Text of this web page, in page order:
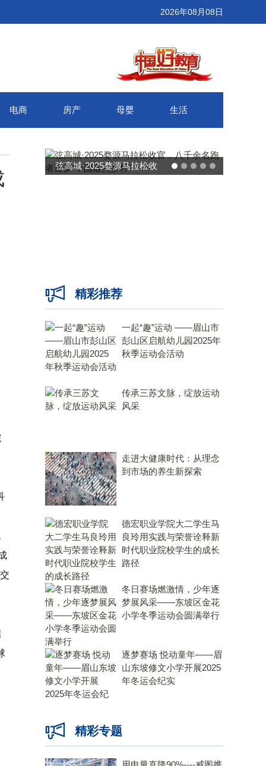
2026年08月08日
电商 房产 母婴 生活
武汉百联奥莱年度感恩季 承
精彩推荐
一起“趣”运动 ——眉山市
彭山区启航幼儿园2025年
秋季运动会活动
传承三苏文脉，绽放运动
风采
走进大健康时代：从理念
到市场的养生新探索
德宏职业学院大二学生马
良玲用实践与荣誉诠释新
时代职业院校学生的成长
路径
冬日赛场燃激情，少年逐
梦展风采——东坡区金花
小学冬季运动会圆满举行
逐梦赛场 悦动童年——眉
山东坡修文小学开展2025
年冬运会纪实
精彩专题